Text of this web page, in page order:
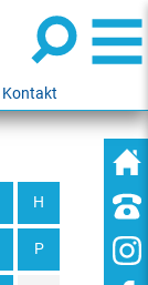
Kontakt
H
P